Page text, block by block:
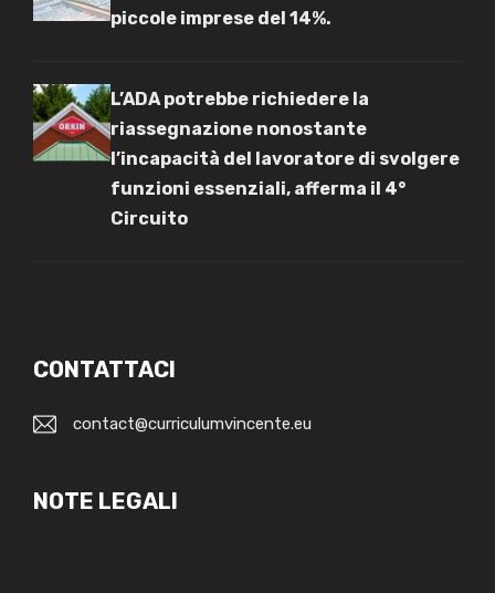
piccole imprese del 14%.
L’ADA potrebbe richiedere la
riassegnazione nonostante
l’incapacità del lavoratore di svolgere
funzioni essenziali, afferma il 4°
Circuito
CONTATTACI
contact@curriculumvincente.eu
NOTE LEGALI